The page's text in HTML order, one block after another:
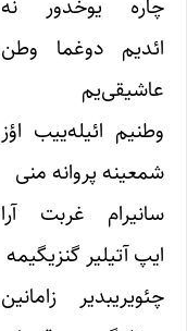
چاره یوخدور نه
ائدیم دوغما وطن
عاشیقی‌یم
وطنیم ائیله‌ییب اؤز
شمعینه پروانه منی
سانیرام غربت آرا
ایپ آتیلیر گنزیگیمه
چئویریبدیر زامانین